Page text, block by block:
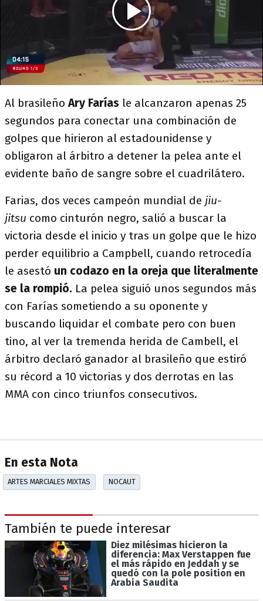
Al brasileñoAry Farías le alcanzaron apenas 25
segundos para conectar una combinación de
golpes que hirieron al estadounidense y
obligaron al árbitro a detener la pelea ante el
evidente baño de sangre sobre el cuadrilátero.
Farias, dos veces campeón mundial de jiu-
jitsu como cinturón negro, salió a buscar la
victoria desde el inicio y tras un golpe que le hizo
perder equilibrio a Campbell, cuando retrocedía
le asestó un codazo en la oreja que literalmente
se la rompió. La pelea siguió unos segundos más
con Farías sometiendo a su oponente y
buscando liquidar el combate pero con buen
tino, al ver la tremenda herida de Cambell, el
árbitro declaró ganador al brasileño que estiró
su récord a 10 victorias y dos derrotas en las
MMA con cinco triunfos consecutivos.
En esta Nota
ARTES MARCIALES MIXTAS NOCAUT
También te puede interesar
Diez milésimas hicieron la
diferencia: Max Verstappen fue
el más rápido en Jeddah y se
quedó con la pole position en
Arabia Saudita